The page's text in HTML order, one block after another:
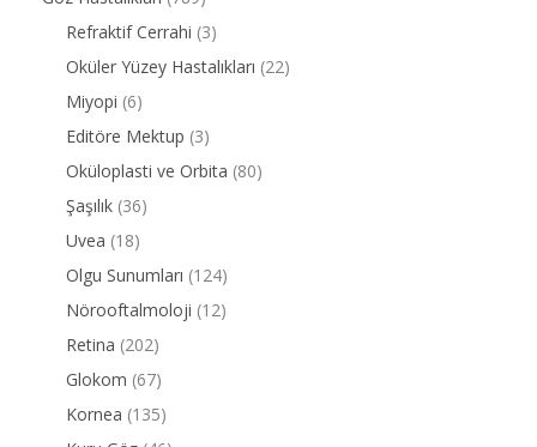
Refraktif Cerrahi (3)
Oküler Yüzey Hastalıkları (22)
Miyopi (6)
Editöre Mektup (3)
Oküloplasti ve Orbita (80)
Şaşılık (36)
Uvea (18)
Olgu Sunumları (124)
Nörooftalmoloji (12)
Retina (202)
Glokom (67)
Kornea (135)